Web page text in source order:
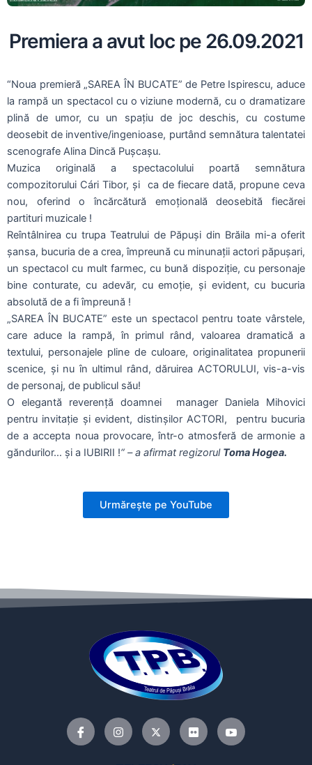
Premiera a avut loc pe 26.09.2021
“Noua premieră „SAREA ÎN BUCATE” de Petre Ispirescu, aduce
la rampă un spectacol cu o viziune modernă, cu o dramatizare
plină de umor, cu un spațiu de joc deschis, cu costume
deosebit de inventive/ingenioase, purtând semnătura talentatei
scenografe Alina Dincă Pușcașu.
Muzica originală a spectacolului poartă semnătura
compozitorului Cári Tibor, și ca de fiecare dată, propune ceva
nou, oferind o încărcătură emoțională deosebită fiecărei
partituri muzicale !
Reîntâlnirea cu trupa Teatrului de Păpuși din Brăila mi-a oferit
șansa, bucuria de a crea, împreună cu minunații actori păpușari,
un spectacol cu mult farmec, cu bună dispoziție, cu personaje
bine conturate, cu adevăr, cu emoție, și evident, cu bucuria
absolută de a fi împreună !
„SAREA ÎN BUCATE” este un spectacol pentru toate vârstele,
care aduce la rampă, în primul rând, valoarea dramatică a
textului, personajele pline de culoare, originalitatea propunerii
scenice, și nu în ultimul rând, dăruirea ACTORULUI, vis-a-vis
de personaj, de publicul său!
O elegantă reverență doamnei manager Daniela Mihovici
pentru invitație și evident, distinșilor ACTORI, pentru bucuria
de a accepta noua provocare, într-o atmosferă de armonie a
găndurilor… și a IUBIRII !“ – a afirmat regizorul Toma Hogea.
Urmărește pe YouTube